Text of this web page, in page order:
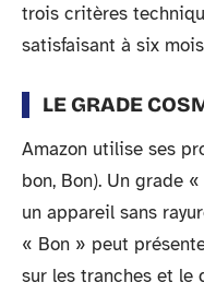
trois critères
satisfaisant à six
LE GRADE
Amazon utilise ses
bon, Bon). Un grade
un appareil sans
« Bon » peut
sur les tranches et le